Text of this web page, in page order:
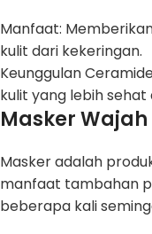
Manfaat:
kulit dari kekeringan.
Keunggulan
kulit yang lebih sehat
Masker Wajah
Masker adalah
manfaat tambahan
beberapa kali